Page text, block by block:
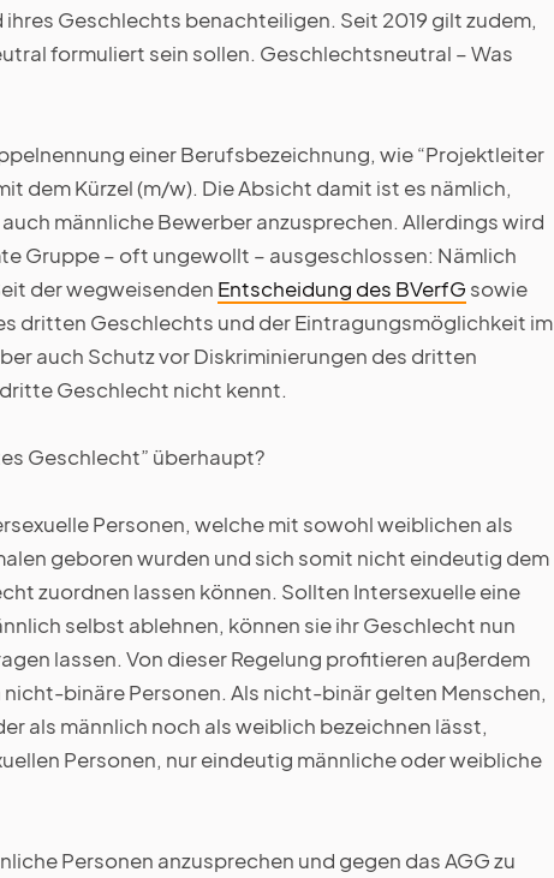
Geschlechts benachteiligen. Seit 2019 gilt zudem,
formuliert sein sollen. Geschlechtsneutral – Was
einer Berufsbezeichnung, wie “Projektleiter
dem Kürzel (m/w). Die Absicht damit ist es nämlich,
männliche Bewerber anzusprechen. Allerdings wird
Gruppe – oft ungewollt – ausgeschlossen: Nämlich
der wegweisenden Entscheidung des BVerfG sowie
dritten Geschlechts und der Eintragungsmöglichkeit im
auch Schutz vor Diskriminierungen des dritten
Geschlecht nicht kennt.
Geschlecht” überhaupt?
Personen, welche mit sowohl weiblichen als
geboren wurden und sich somit nicht eindeutig dem
zuordnen lassen können. Sollten Intersexuelle eine
selbst ablehnen, können sie ihr Geschlecht nun
lassen. Von dieser Regelung profitieren außerdem
binäre Personen. Als nicht-binär gelten Menschen,
als männlich noch als weiblich bezeichnen lässt,
Personen, nur eindeutig männliche oder weibliche
Personen anzusprechen und gegen das AGG zu